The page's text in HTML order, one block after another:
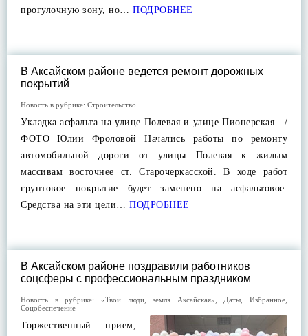
прогулочную зону, но… ПОДРОБНЕЕ
В Аксайском районе ведется ремонт дорожных
покрытий
Новость в рубрике: Строительство
Укладка асфальта на улице Полевая и улице Пионерская. /
ФОТО Юлии Фроловой Начались работы по ремонту
автомобильной дороги от улицы Полевая к жилым
массивам восточнее ст. Старочеркасской. В ходе работ
грунтовое покрытие будет заменено на асфальтовое.
Средства на эти цели… ПОДРОБНЕЕ
В Аксайском районе поздравили работников
соцсферы с профессиональным праздником
Новость в рубрике: «Твои люди, земля Аксайская» Даты Избранное
Соцобеспечение
Торжественный прием,